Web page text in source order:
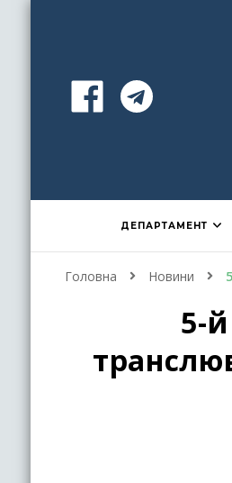
ДЕПАРТАМЕНТ
Головна Новини
5-